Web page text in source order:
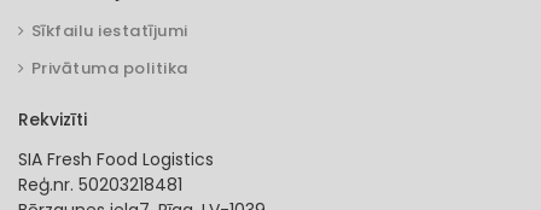
Sīkfailu iestatījumi
Privātuma politika
Rekvizīti
SIA Fresh Food Logistics
Reģ.nr. 50203218481